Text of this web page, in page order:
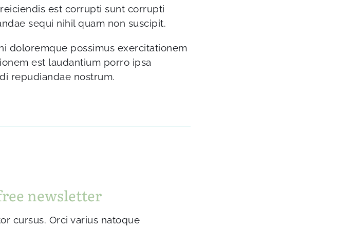
est corrupti sunt corrupti
sequi nihil quam non suscipit.
doloremque possimus exercitationem
est laudantium porro ipsa
repudiandae nostrum.
newsletter
cursus. Orci varius natoque